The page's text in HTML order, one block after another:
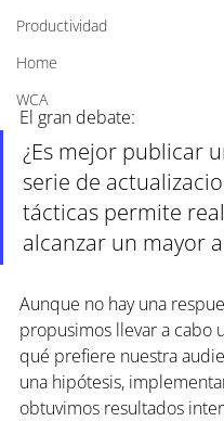
Productividad
Home
WCA
El gran debate:
¿Es mejor publicar
serie de
tácticas permite
alcanzar un mayor
Aunque no hay una
propusimos llevar a cabo
qué prefiere nuestra
una hipótesis,
obtuvimos resultados